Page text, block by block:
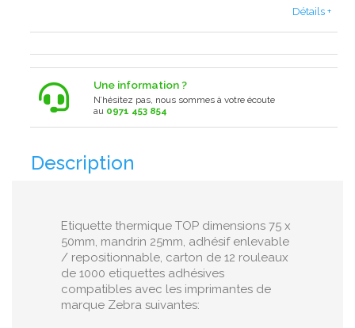
Détails +
Une information ?
N’hésitez pas, nous sommes à votre écoute
au 0971 453 854
Description
Etiquette thermique TOP dimensions 75 x
50mm, mandrin 25mm, adhésif enlevable
/ repositionnable, carton de 12 rouleaux
de 1000 etiquettes adhésives
compatibles avec les imprimantes de
marque Zebra suivantes: